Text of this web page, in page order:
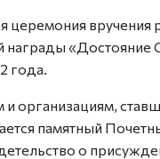
церемония вручения
награды «Достояние
года.
и организациям,
памятный
о